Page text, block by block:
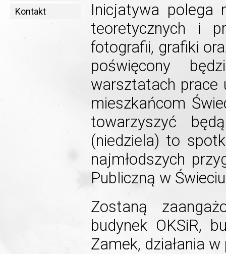
Kontakt
Inicjatywa polega
teoretycznych i
fotografii, grafiki
poświęcony
warsztatach prace
mieszkańcom
towarzyszyć
(niedziela) to
najmłodszych
Publiczną w
Zostaną
budynek OKSiR,
Zamek, działania w